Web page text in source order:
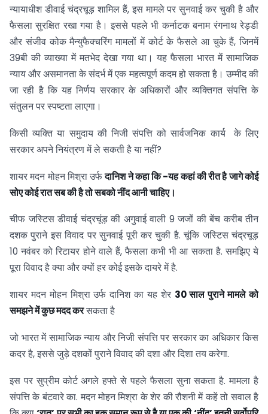
न्यायाधीश डीवाई चंद्रचूड़ शामिल हैं, इस मामले पर सुनवाई कर चुकी है और
फैसला सुरक्षित रखा गया है। इससे पहले भी कर्नाटक बनाम रंगनाथ रेड्डी
और संजीव कोक मैन्युफैक्चरिंग मामलों में कोर्ट के फैसले आ चुके हैं, जिनमें
39बी की व्याख्या में मतभेद देखा गया था। यह फैसला भारत में सामाजिक
न्याय और असमानता के संदर्भ में एक महत्वपूर्ण कदम हो सकता है। उम्मीद की
जा रही है कि यह निर्णय सरकार के अधिकारों और व्यक्तिगत संपत्ति के
संतुलन पर स्पष्टता लाएगा।
किसी व्यक्ति या समुदाय की निजी संपत्ति को सार्वजनिक कार्य के लिए
सरकार अपने नियंत्रण में ले सकती है या नहीं?
शायर मदन मोहन मिश्रा उर्फदानिश ने कहा कि -यह कहां की रीत है जागे कोई
सोए कोई रात सब की है तो सबको नींद आनी चाहिए।
चीफ जस्टिस डीवाई चंद्रचूंड़ की अगुवाई वाली 9 जजों की बेंच करीब तीन
दशक पुराने इस विवाद पर सुनवाई पूरी कर चुकी है. चूंकि जस्टिस चंद्रचूड़
10 नवंबर को रिटायर होने वाले हैं, फैसला कभी भी आ सकता है. समझिए ये
पूरा विवाद है क्या और क्यों हर कोई इसके दायरे में है.
शायर मदन मोहन मिश्रा उर्फ दानिश का यह शेर 30 साल पुराने मामले को
समझने में कुछ मदद करसकता है
जो भारत में सामाजिक न्याय और निजी संपत्ति पर सरकार का अधिकार किस
कदर है, इससे जुड़े दशकों पुराने विवाद की दशा और दिशा तय करेगा.
इस पर सुप्रीम कोर्ट अगले हफ्ते से पहले फैसला सुना सकता है. मामला है
संपत्ति के बंटवारे का. मदन मोहन मिश्रा के शेर की रौशनी में कहें तो सवाल है